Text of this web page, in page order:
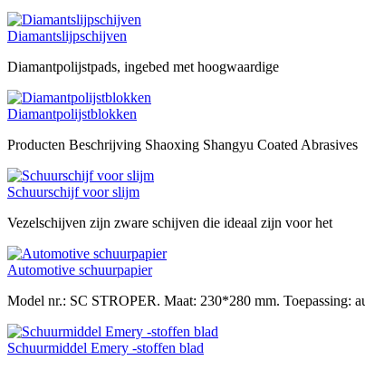
Diamantslijpschijven
Diamantpolijstpads, ingebed met hoogwaardige
Diamantpolijstblokken
Producten Beschrijving Shaoxing Shangyu Coated Abrasives
Schuurschijf voor slijm
Vezelschijven zijn zware schijven die ideaal zijn voor het
Automotive schuurpapier
Model nr.: SC STROPER. Maat: 230*280 mm. Toepassing:
Schuurmiddel Emery -stoffen blad